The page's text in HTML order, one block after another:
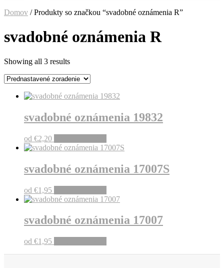
Domov / Produkty so značkou “svadobné oznámenia R”
svadobné oznámenia R
Showing all 3 results
svadobné oznámenia 19832
od €2,20
svadobné oznámenia 17007S
od €1,95
svadobné oznámenia 17007
od €1,95